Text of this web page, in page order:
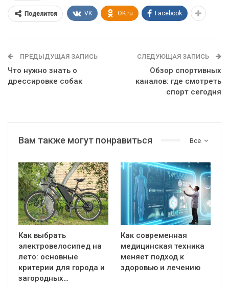
Поделится VK OK.ru Facebook
ПРЕДЫДУЩАЯ ЗАПИСЬ
Что нужно знать о
дрессировке собак
СЛЕДУЮЩАЯ ЗАПИСЬ
Обзор спортивных
каналов: где смотреть
спорт сегодня
Все
Вам также могут понравиться
Как выбрать
электровелосипед на
лето: основные
критерии для города и
загородных…
Как современная
медицинская техника
меняет подход к
здоровью и лечению